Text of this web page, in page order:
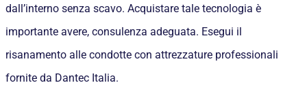
dall’interno senza scavo. Acquistare tale tecnologia è
importante avere, consulenza adeguata. Esegui il
risanamento alle condotte con attrezzature professionali
fornite da Dantec Italia.